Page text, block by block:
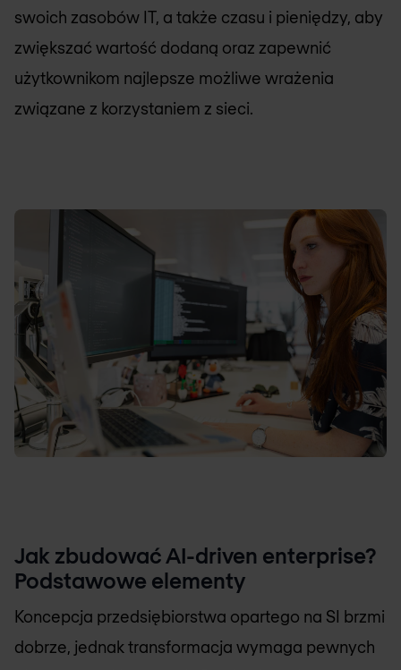
swoich zasobów IT, a także czasu i pieniędzy, aby
zwiększać wartość dodaną oraz zapewnić
użytkownikom najlepsze możliwe wrażenia
związane z korzystaniem z sieci.
Jak zbudować AI-driven enterprise?
Podstawowe elementy
Koncepcja przedsiębiorstwa opartego na SI brzmi
dobrze, jednak transformacja wymaga pewnych